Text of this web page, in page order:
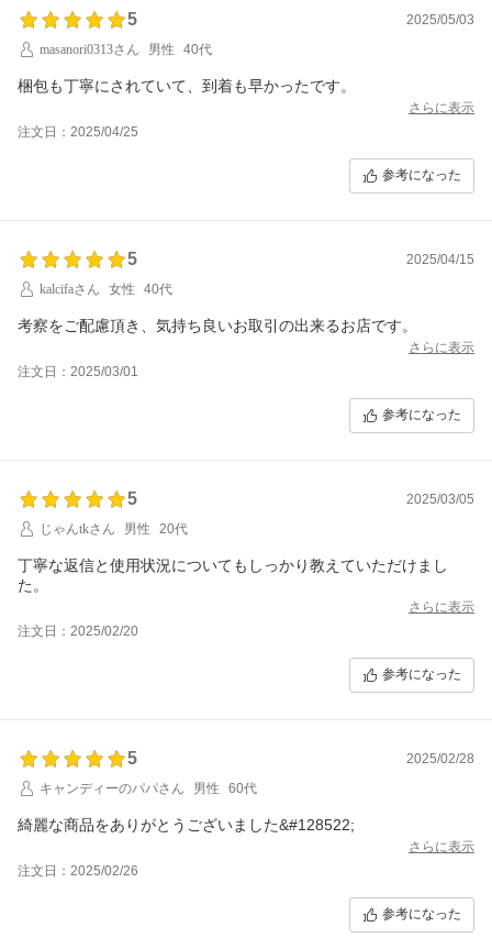
5
2025/05/03
masanori0313さん
男性 40代
梱包も丁寧にされていて、到着も早かったです。
さらに表示
注文日：2025/04/25
参考になった
5
2025/04/15
kalcifaさん
女性 40代
考察をご配慮頂き、気持ち良いお取引の出来るお店です。
さらに表示
注文日：2025/03/01
参考になった
5
2025/03/05
じゃんtkさん
男性 20代
丁寧な返信と使用状況についてもしっかり教えていただけまし
た。
さらに表示
注文日：2025/02/20
参考になった
5
2025/02/28
キャンディーのパパさん
男性 60代
綺麗な商品をありがとうございました&#128522;
さらに表示
注文日：2025/02/26
参考になった